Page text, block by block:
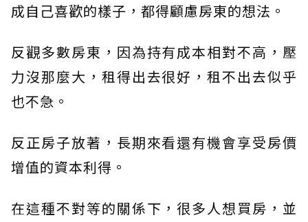
成自己喜歡的樣子，都得顧慮房東的想法。
反觀多數房東，因為持有成本相對不高，壓
力沒那麼大，租得出去很好，租不出去似乎
也不急。
反正房子放著，長期來看還有機會享受房價
增值的資本利得。
在這種不對等的關係下，很多人想買房，並